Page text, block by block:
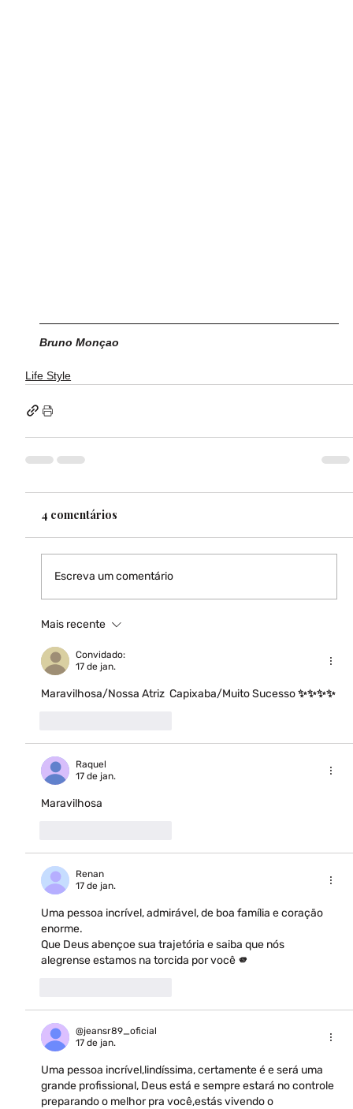
Bruno Monçao
Life Style
4 comentários
Escreva um comentário
Mais recente
Convidado:
17 de jan.
Maravilhosa/Nossa Atriz  Capixaba/Muito Sucesso ✨️✨️✨️✨️
Raquel
17 de jan.
Maravilhosa
Renan
17 de jan.
Uma pessoa incrível, admirável, de boa família e coração
enorme.
Que Deus abençoe sua trajetória e saiba que nós
alegrense estamos na torcida por você 🫵
@jeansr89_oficial
17 de jan.
Uma pessoa incrível,lindíssima, certamente é e será uma
grande profissional, Deus está e sempre estará no controle
preparando o melhor pra você,estás vivendo o